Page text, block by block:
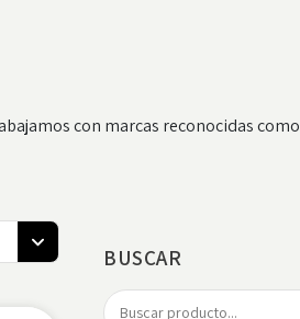
con marcas reconocidas como
BUSCAR